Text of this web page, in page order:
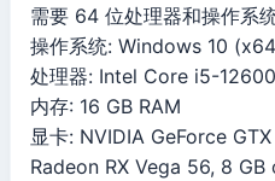
需要 64 位处理器和操作系
操作系统: Windows 10
处理器: Intel Core i5-
内存: 16 GB RAM
显卡: NVIDIA GeForce
Radeon RX Vega 56, 8